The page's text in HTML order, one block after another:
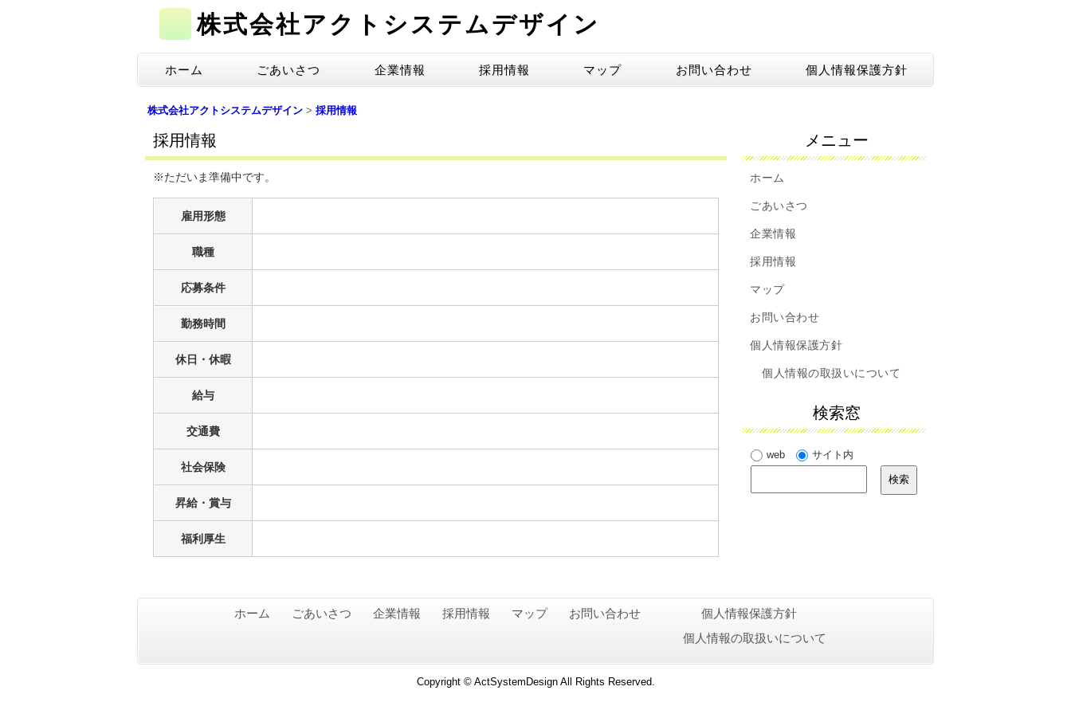
株式会社アクトシステムデザイン
メインメニュー
ン
テ
ツ
ホーム ごあいさつ 企業情報 採用情報 マップ お問い合わせ 個人情報保護方針
株式会社アクトシステムデザイン > 採用情報
採用情報
※ただいま準備中です。
雇用形態
職種
応募条件
勤務時間
休日・休暇
給与
交通費
社会保険
昇給・賞与
福利厚生
メニュー
ホーム
ごあいさつ
企業情報
採用情報
マップ
お問い合わせ
個人情報保護方針
個人情報の取扱いについて
検索窓
web サイト内
ホーム ごあいさつ 企業情報 採用情報 マップ お問い合わせ
個人情報保護方針
個人情報の取扱いについて
Copyright © ActSystemDesign All Rights Reserved.